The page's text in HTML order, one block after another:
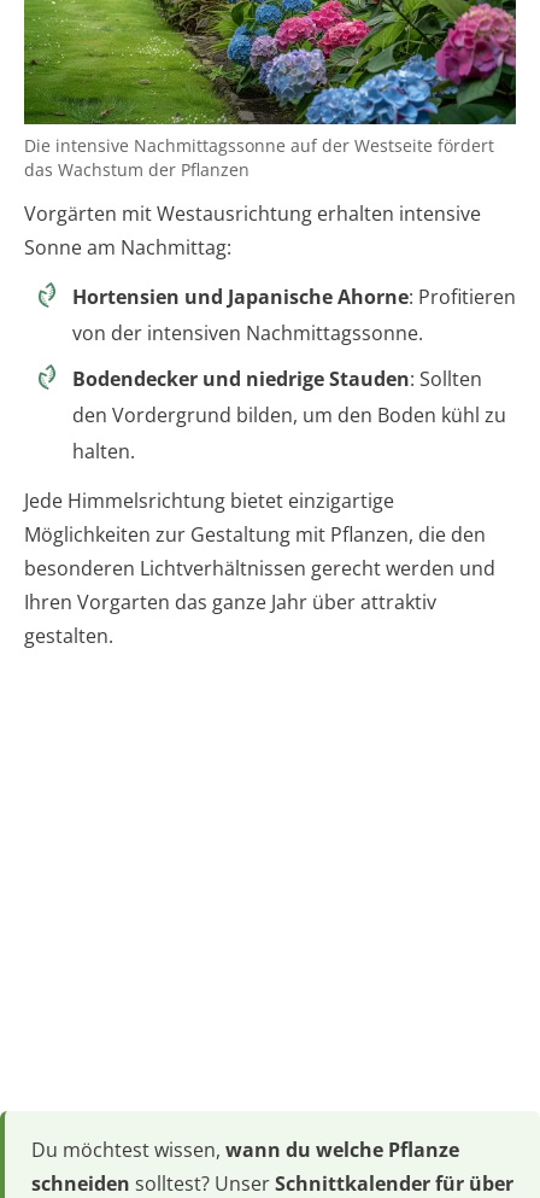
Die intensive Nachmittagssonne auf der Westseite fördert
das Wachstum der Pflanzen
Vorgärten mit Westausrichtung erhalten intensive
Sonne am Nachmittag:
Hortensien und Japanische Ahorne: Profitieren
von der intensiven Nachmittagssonne.
Bodendecker und niedrige Stauden: Sollten
den Vordergrund bilden, um den Boden kühl zu
halten.
Jede Himmelsrichtung bietet einzigartige
Möglichkeiten zur Gestaltung mit Pflanzen, die den
besonderen Lichtverhältnissen gerecht werden und
Ihren Vorgarten das ganze Jahr über attraktiv
gestalten.
Du möchtest wissen, wann du welche Pflanze
schneiden solltest? UnserSchnittkalender für über